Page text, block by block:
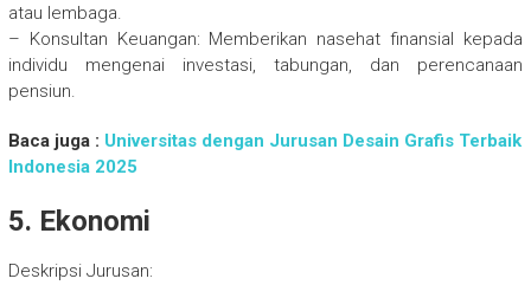
atau lembaga.
– Konsultan Keuangan: Memberikan nasehat finansial kepada
individu mengenai investasi, tabungan, dan perencanaan
pensiun.
Baca juga : Universitas dengan Jurusan Desain Grafis Terbaik
Indonesia 2025
5. Ekonomi
Deskripsi Jurusan: